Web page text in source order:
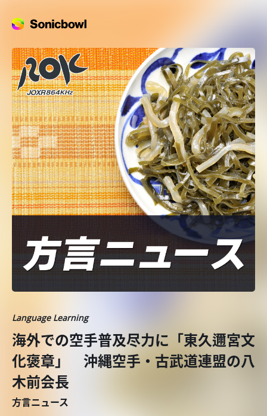
Language Learning
海外での空手普及尽力に「東久邇宮文
化褒章」 沖縄空手・古武道連盟の八
木前会長
方言ニュース